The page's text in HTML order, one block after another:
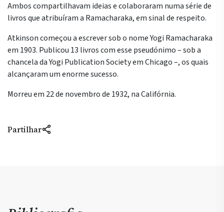
Ambos compartilhavam ideias e colaboraram numa série de
livros que atribuíram a Ramacharaka, em sinal de respeito.
Atkinson começou a escrever sob o nome Yogi Ramacharaka
em 1903. Publicou 13 livros com esse pseudónimo – sob a
chancela da Yogi Publication Society em Chicago –, os quais
alcançaram um enorme sucesso.
Morreu em 22 de novembro de 1932, na Califórnia.
Partilhar